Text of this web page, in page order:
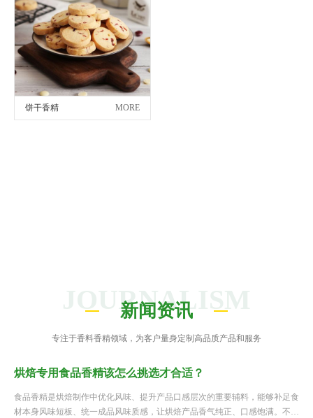
饼干香精 MORE
JOURNALISM
新闻资讯
专注于香料香精领域，为客户量身定制高品质产品和服务
烘焙专用食品香精该怎么挑选才合适？
食品香精是烘焙制作中优化风味、提升产品口感层次的重要辅料，能够补足食
材本身风味短板、统一成品风味质感，让烘焙产品香气纯正、口感饱满。不同